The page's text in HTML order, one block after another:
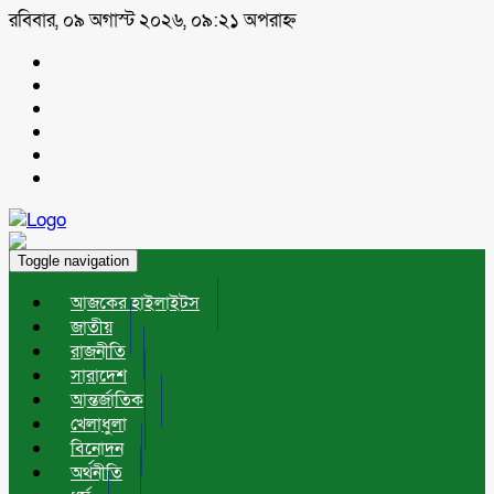
রবিবার, ০৯ অগাস্ট ২০২৬, ০৯:২১ অপরাহ্ন
Toggle navigation
আজকের হাইলাইটস
জাতীয়
রাজনীতি
সারাদেশ
আন্তর্জাতিক
খেলাধুলা
বিনোদন
অর্থনীতি